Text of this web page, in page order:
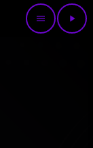
menu play_arrow